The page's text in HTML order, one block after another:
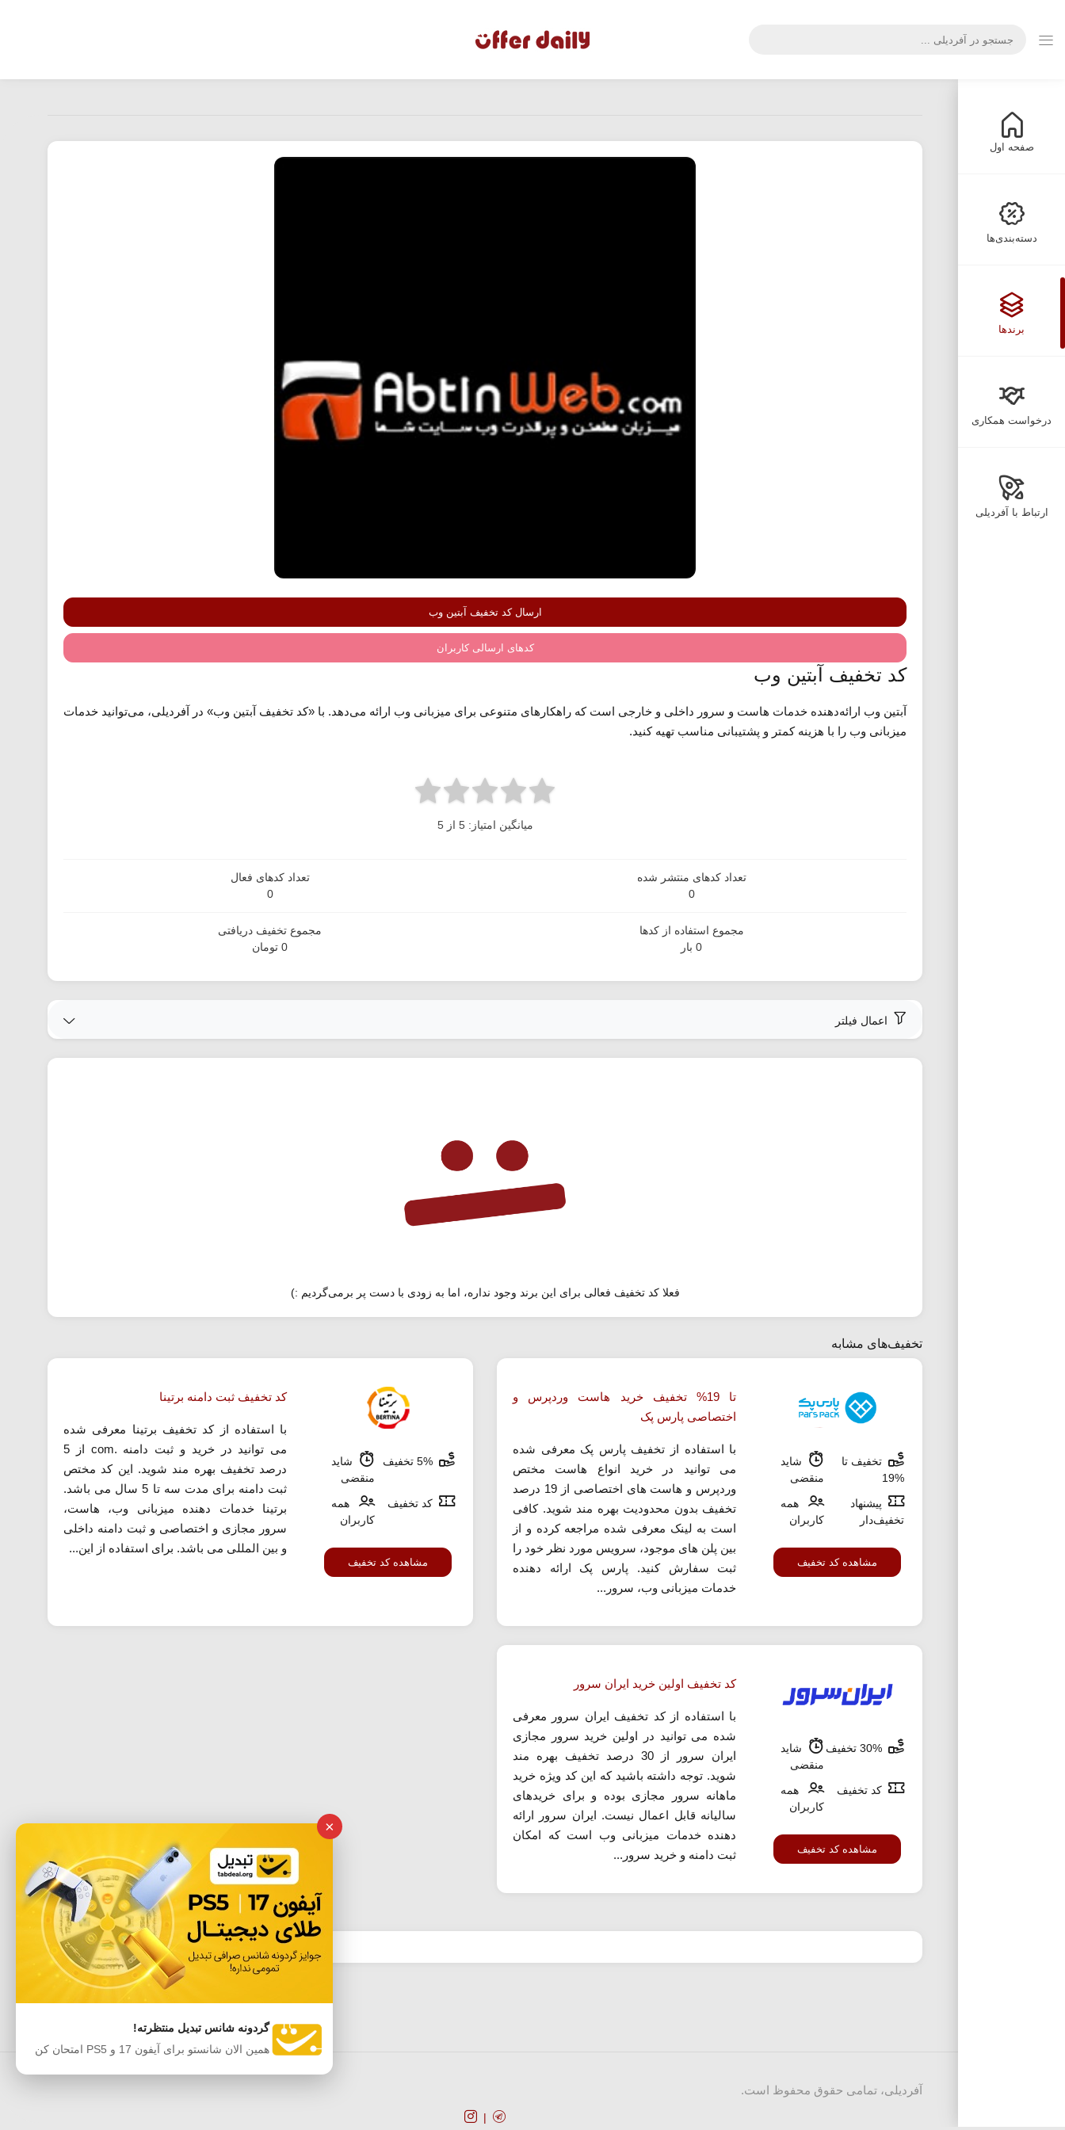
صفحه اول
دسته‌بندی‌ها
برندها
درخواست همکاری
ارتباط با آفردیلی
ارسال کد تخفیف آبتین وب
کدهای ارسالی کاربران
کد تخفیف آبتین وب
آبتین وب ارائه‌دهنده خدمات هاست و سرور داخلی و خارجی است که راهکارهای متنوعی برای میزبانی وب ارائه می‌دهد. با «کد تخفیف آبتین وب» در آفردیلی، می‌توانید خدمات
میزبانی وب را با هزینه کمتر و پشتیبانی مناسب تهیه کنید.
میانگین امتیاز: 5 از 5
تعداد کدهای منتشر شده
0
تعداد کدهای فعال
0
مجموع استفاده از کدها
0 بار
مجموع تخفیف دریافتی
0 تومان
اعمال فیلتر
فعلا کد تخفیف فعالی برای این برند وجود نداره، اما به زودی با دست پر برمی‌گردیم :)
تخفیف‌های مشابه
تخفیف تا
%19
شاید
منقضی
پیشنهاد
تخفیف‌دار
همه
کاربران
مشاهده کد تخفیف
تا 19% تخفیف خرید هاست وردپرس و
اختصاصی پارس پک
با استفاده از تخفیف پارس پک معرفی شده
می توانید در خرید انواع هاست مختص
وردپرس و هاست های اختصاصی از 19 درصد
تخفیف بدون محدودیت بهره مند شوید. کافی
است به لینک معرفی شده مراجعه کرده و از
بین پلن های موجود، سرویس مورد نظر خود را
ثبت سفارش کنید. پارس پک ارائه دهنده
خدمات میزبانی وب، سرور...
شاید
منقضی
کد تخفیف
همه
کاربران
مشاهده کد تخفیف
کد تخفیف ثبت دامنه برتینا
با استفاده از کد تخفیف برتینا معرفی شده
می توانید در خرید و ثبت دامنه .com از 5
درصد تخفیف بهره مند شوید. این کد مختص
ثبت دامنه برای مدت سه تا 5 سال می باشد.
برتینا خدمات دهنده میزبانی وب، هاست،
سرور مجازی و اختصاصی و ثبت دامنه داخلی
و بین المللی می باشد. برای استفاده از این...
شاید
منقضی
کد تخفیف
همه
کاربران
مشاهده کد تخفیف
کد تخفیف اولین خرید ایران سرور
با استفاده از کد تخفیف ایران سرور معرفی
شده می توانید در اولین خرید سرور مجازی
ایران سرور از 30 درصد تخفیف بهره مند
شوید. توجه داشته باشید که این کد ویژه خرید
ماهانه سرور مجازی بوده و برای خریدهای
سالیانه قابل اعمال نیست. ایران سرور ارائه
دهنده خدمات میزبانی وب است که امکان
ثبت دامنه و خرید سرور...
×
گردونه شانس تبدیل منتظرته!
همین الان شانستو برای آیفون 17 و PS5 امتحان کن
آفردیلی، تمامی حقوق محفوظ است.